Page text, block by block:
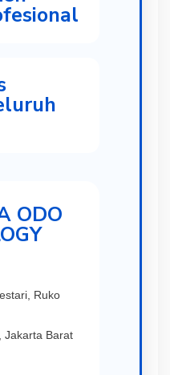
ODO
Ruko
Jakarta Barat